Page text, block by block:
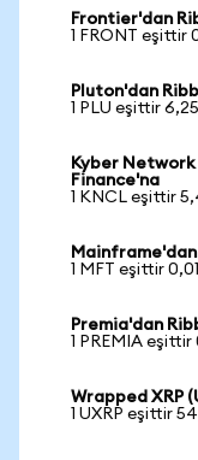
Frontier'dan
1 FRONT eşittir
Pluton'dan
1 PLU eşittir
Kyber
Finance'na
1 KNCL eşittir
1 MFT eşittir
Premia'dan
1 PREMIA
Wrapped XRP
1 UXRP eşittir